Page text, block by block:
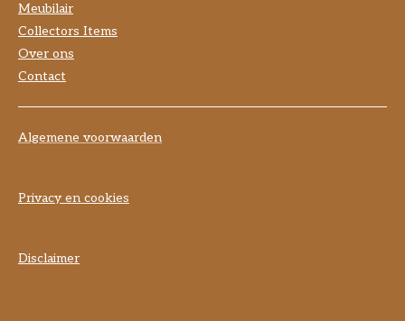
Meubilair
Collectors Items
Over ons
Contact
Algemene voorwaarden
Privacy en cookies
Disclaimer